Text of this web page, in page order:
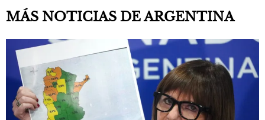
MÁS NOTICIAS DE ARGENTINA